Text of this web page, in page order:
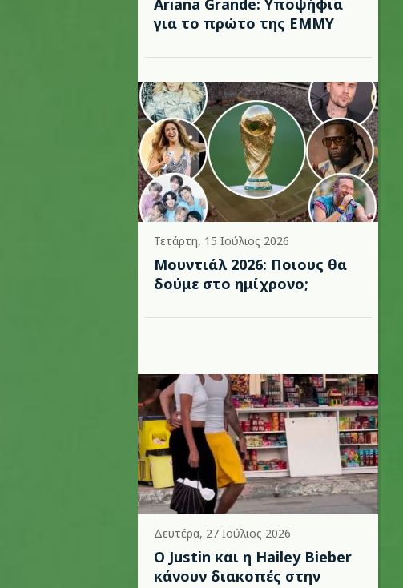
Ariana Grande: Υποψήφια
για το πρώτο της EMMY
Τετάρτη, 15 Ιούλιος 2026
Μουντιάλ 2026: Ποιους θα
δούμε στο ημίχρονο;
Δευτέρα, 27 Ιούλιος 2026
Ο Justin και η Hailey Bieber
κάνουν διακοπές στην